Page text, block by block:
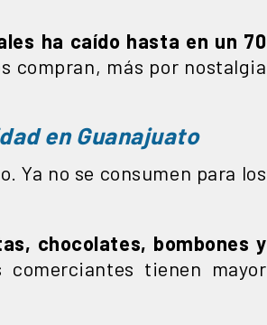
ha caído hasta en un 70
compran, más por nostalgia
en Guanajuato
Ya no se consumen para los
chocolates, bombones y
tienen mayor